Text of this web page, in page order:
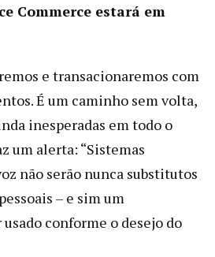
Commerce estará em
e transacionaremos com
É um caminho sem volta,
inesperadas em todo o
um alerta: “Sistemas
não serão nunca substitutos
– e sim um
conforme o desejo do